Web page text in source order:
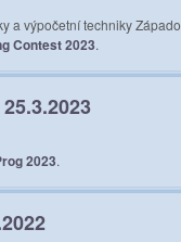
a výpočetní techniky
Contest 2023.
2023.